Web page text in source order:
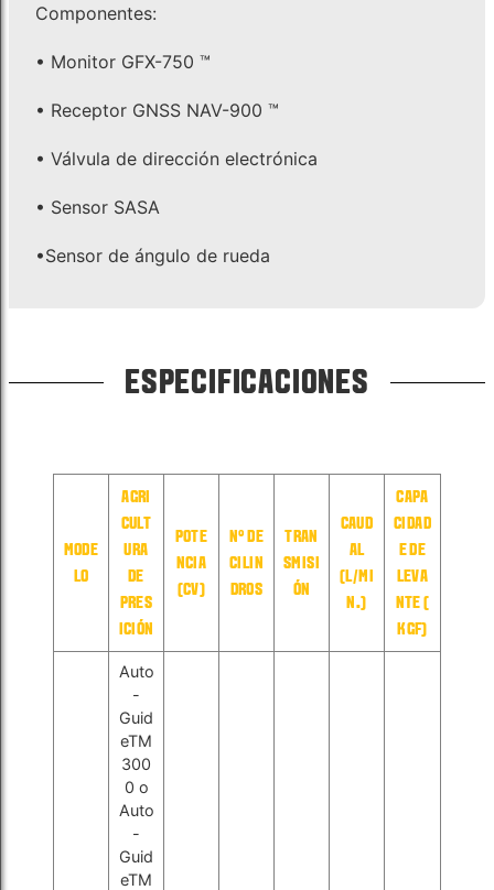
Componentes:
• Monitor GFX-750 ™
• Receptor GNSS NAV-900 ™
• Válvula de dirección electrónica
• Sensor SASA
•Sensor de ángulo de rueda
ESPECIFICACIONES
MODE
LO
AGRI
CULT
URA
DE
PRES
ICIÓN
POTE
NCIA
(CV)
N° DE
CILIN
DROS
TRAN
SMISI
ÓN
CAUD
AL
(L/MI
N.)
CAPA
CIDAD
E DE
LEVA
NTE (
KGF)
Auto
-
Guid
eTM
300
0 o
Auto
-
Guid
eTM